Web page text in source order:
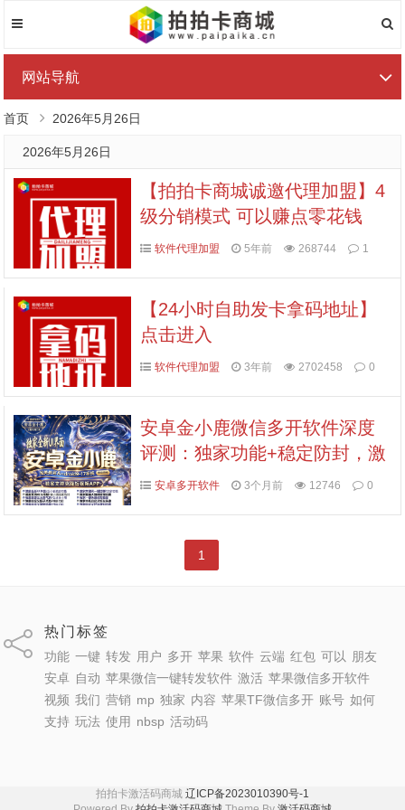
网站导航
首页 2026年5月26日
2026年5月26日
【拍拍卡商城诚邀代理加盟】4
级分销模式 可以赚点零花钱
软件代理加盟 5年前 268744 1
【24小时自助发卡拿码地址】
点击进入
软件代理加盟 3年前 2702458 0
安卓金小鹿微信多开软件深度
评测：独家功能+稳定防封，激
活码认准拍拍卡商城
安卓多开软件 3个月前 12746 0
1
热门标签
功能 一键 转发 用户 多开 苹果 软件 云端 红包 可以
朋友
安卓 自动 苹果微信一键转发软件 激活 苹果微信多开软件
视频 我们 营销 mp 独家 内容 苹果TF微信多开 账号 如何
支持 玩法 使用 nbsp 活动码
拍拍卡激活码商城 辽ICP备2023010390号-1